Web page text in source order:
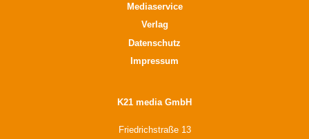
Mediaservice
Verlag
Datenschutz
Impressum
K21 media GmbH
Friedrichstraße 13